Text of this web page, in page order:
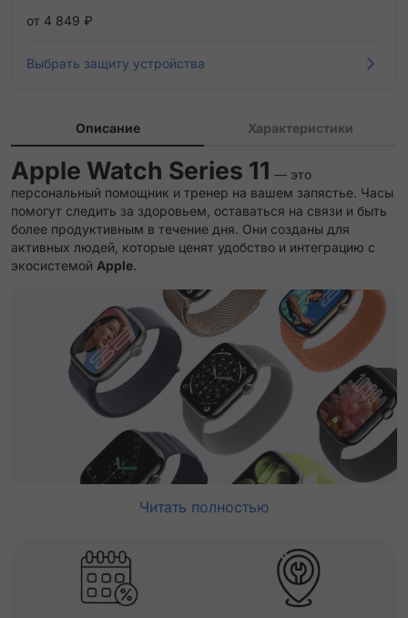
от 4 849 ₽
Выбрать защиту устройства
Описание Характеристики
Apple Watch Series 11 — это
персональный помощник и тренер на вашем запястье. Часы
помогут следить за здоровьем, оставаться на связи и быть
более продуктивным в течение дня. Они созданы для
активных людей, которые ценят удобство и интеграцию с
экосистемой Apple.
Читать полностью